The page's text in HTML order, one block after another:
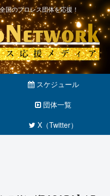
国のプロレス団体を応援！
スケジュール
団体一覧
X（Twitter）